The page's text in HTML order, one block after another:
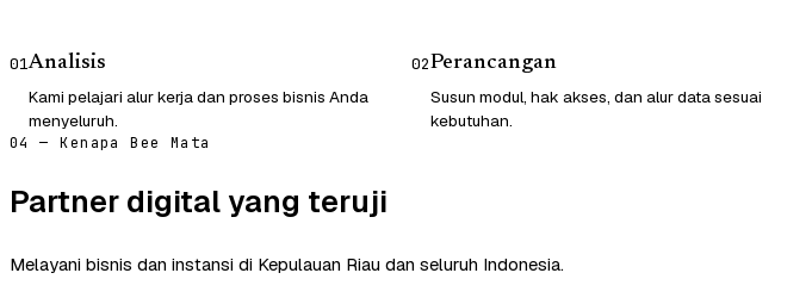
01Analisis
Kami pelajari alur kerja dan proses bisnis Anda
menyeluruh.
02Perancangan
Susun modul, hak akses, dan alur data sesuai
kebutuhan.
04 — Kenapa Bee Mata
Partner digital yang teruji
Melayani bisnis dan instansi di Kepulauan Riau dan seluruh Indonesia.